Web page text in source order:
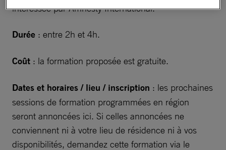
intéressée par Amnesty International.
Durée : entre 2h et 4h.
Coût : la formation proposée est gratuite.
Dates et horaires / lieu / inscription : les prochaines
sessions de formation programmées en région
seront annoncées ici. Si celles annoncées ne
conviennent ni à votre lieu de résidence ni à vos
disponibilités, demandez cette formation via le